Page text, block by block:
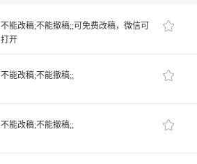
不能改稿;不能撤稿;;可免费改稿，微信可
打开
不能改稿;不能撤稿;;
不能改稿;不能撤稿;;